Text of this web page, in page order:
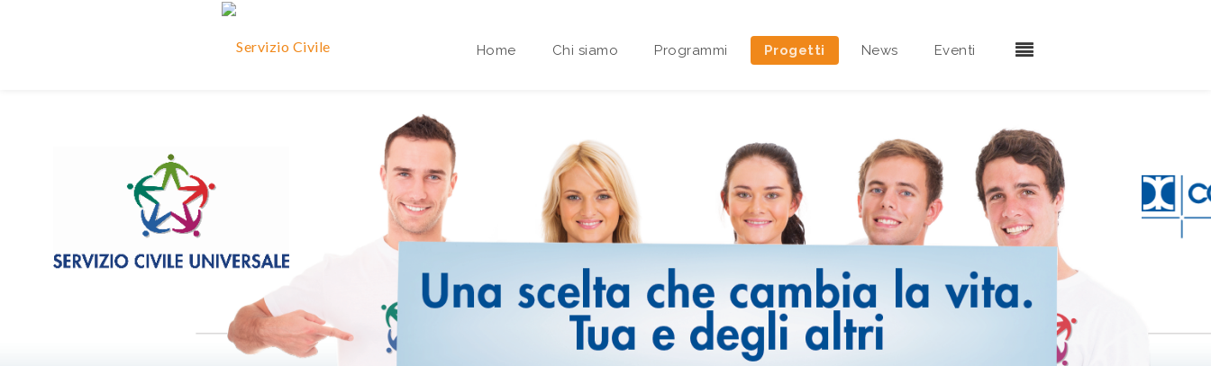
Home Chi siamo
Area riservata Sedi Territoriali
Programmi Progetti News Eventi